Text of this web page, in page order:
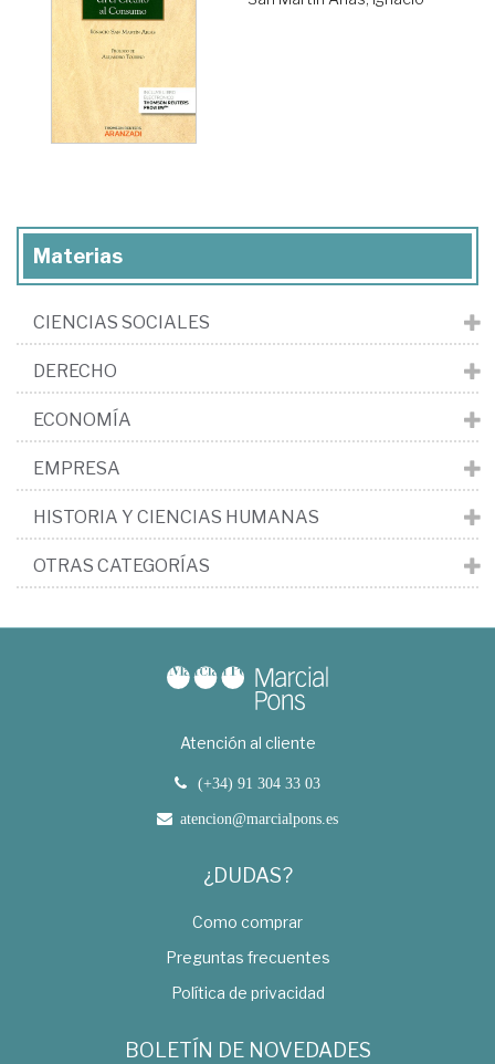
Materias
CIENCIAS SOCIALES
DERECHO
ECONOMÍA
EMPRESA
HISTORIA Y CIENCIAS HUMANAS
OTRAS CATEGORÍAS
Atención al cliente
(+34) 91 304 33 03
atencion@marcialpons.es
¿DUDAS?
Como comprar
Preguntas frecuentes
Política de privacidad
BOLETÍN DE NOVEDADES